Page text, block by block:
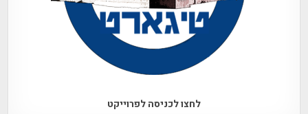
לחצו לכניסה לפרוייקט